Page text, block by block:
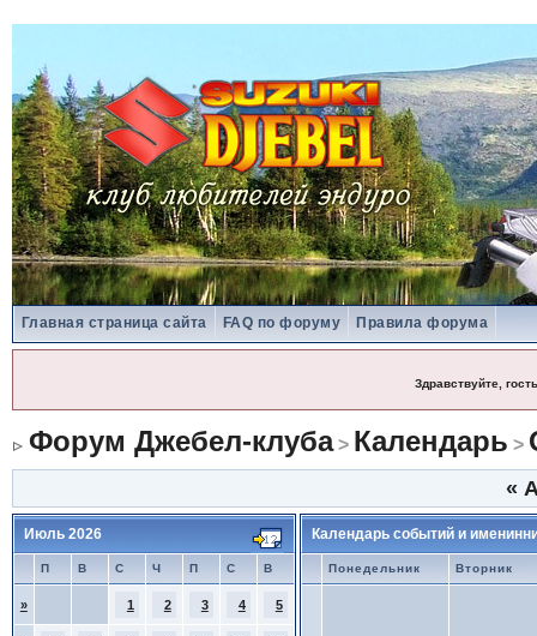
Главная страница сайта FAQ по форуму Правила форума
Здравствуйте, гость
Форум Джебел-клуба> Календарь >
«
Июль 2026
П В С Ч П С В
» 1 2 3 4 5
Календарь событий и
Понедельник Вторник